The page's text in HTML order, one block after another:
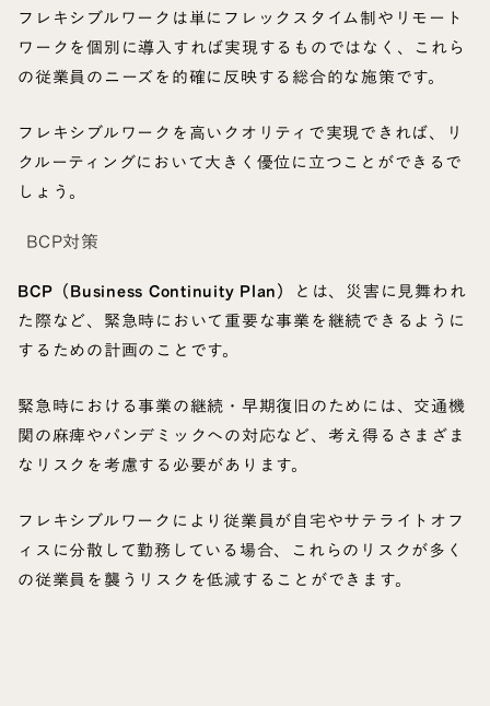
フレキシブルワークは単にフレックスタイム制やリモート
ワークを個別に導入すれば実現するものではなく、これら
の従業員のニーズを的確に反映する総合的な施策です。
フレキシブルワークを高いクオリティで実現できれば、リ
クルーティングにおいて大きく優位に立つことができるで
しょう。
BCP対策
BCP（Business Continuity Plan） とは、災害に見舞われ
た際など、緊急時において重要な事業を継続できるように
するための計画のことです。
緊急時における事業の継続・早期復旧のためには、交通機
関の麻痺やパンデミックへの対応など、考え得るさまざま
なリスクを考慮する必要があります。
フレキシブルワークにより従業員が自宅やサテライトオフ
ィスに分散して勤務している場合、これらのリスクが多く
の従業員を襲うリスクを低減することができます。